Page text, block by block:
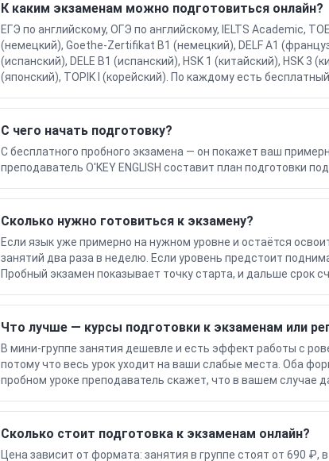
К каким экзаменам можно подготовиться онлайн?
ЕГЭ по английскому, ОГЭ по английскому, IELTS Academic,
(немецкий), Goethe-Zertifikat B1 (немецкий), DELF A1
(испанский), DELE B1 (испанский), HSK 1 (китайский), HSK 3
(японский), TOPIK I (корейский). По каждому есть
С чего начать подготовку?
С бесплатного пробного экзамена — он покажет ваш
преподаватель O'KEY ENGLISH составит план подготовки
Сколько нужно готовиться к экзамену?
Если язык уже примерно на нужном уровне и остаётся
занятий два раза в неделю. Если уровень предстоит
Пробный экзамен показывает точку старта, и дальше срок
Что лучше — курсы подготовки к экзаменам или
В мини-группе занятия дешевле и есть эффект работы с
потому что весь урок уходит на ваши слабые места. Оба
пробном уроке преподаватель скажет, что в вашем случае
Сколько стоит подготовка к экзаменам онлайн?
Цена зависит от формата: занятия в группе стоят от 690